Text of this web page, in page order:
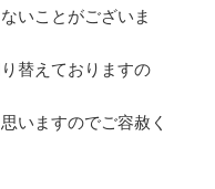
いことがございま
替えておりますの
いますのでご容赦く